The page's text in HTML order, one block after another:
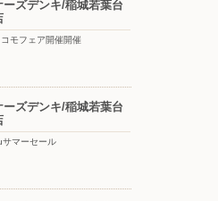
ーズデンキ/稲城若葉台
コモフェア開催開催
ーズデンキ/稲城若葉台
サマーセール